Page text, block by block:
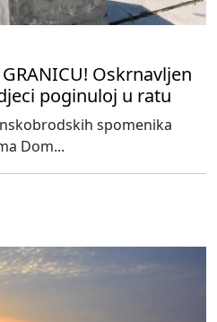
GRANICU! Oskrnavljen
poginuloj u ratu
spomenika
Dom...